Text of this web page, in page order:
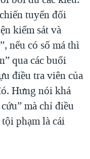
tuyến đối
kiểm sát và
nếu có số má thì
qua các buổi
điều tra viên của
Hưng nói khá
mà chỉ điều
phạm là cái